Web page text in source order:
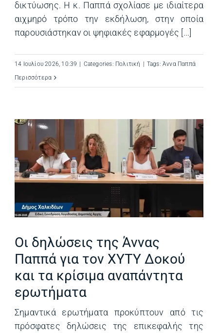
δικτύωσης. Η κ. Παππά σχολίασε με ιδιαίτερα
αιχμηρό τρόπο την εκδήλωση, στην οποία
παρουσιάστηκαν οι ψηφιακές εφαρμογές [...]
14 Ιουλίου 2026, 10:39 Categories: Πολιτική Tags:Άννα Παππά
Περισσότερα
Οι δηλώσεις της Άννας
Παππά για τον ΧΥΤΥ Δοκού
και τα κρίσιμα αναπάντητα
ερωτήματα
Σημαντικά ερωτήματα προκύπτουν από τις
πρόσφατες δηλώσεις της επικεφαλής της